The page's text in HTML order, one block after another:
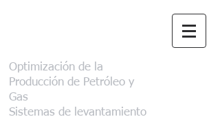
Optimización de la
Producción de Petróleo y
Gas
Sistemas de levantamiento